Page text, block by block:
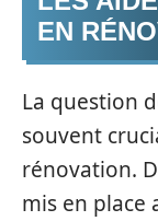
EN
La question
souvent
rénovation.
mis en place